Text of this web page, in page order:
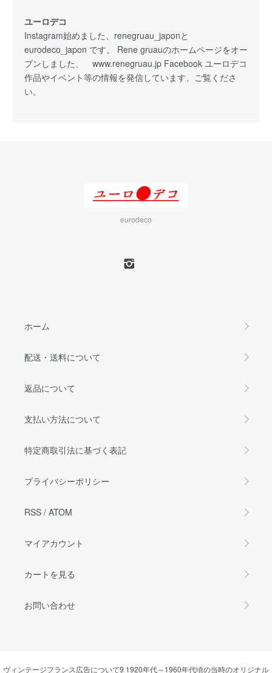
ユーロデコ
Instagram始めました、renegruau_japonと
eurodeco_japon です。 Rene gruauのホームページをオー
プンしました、 www.renegruau.jp Facebook ユーロデコ
作品やイベント等の情報を発信しています、ご覧くださ
い。
eurodeco
ホーム
配送・送料について
返品について
支払い方法について
特定商取引法に基づく表記
プライバシーポリシー
RSS / ATOM
マイアカウント
カートを見る
お問い合わせ
ヴィンテージフランス広告について9 1920年代～1960年代頃の当時のオリジナル